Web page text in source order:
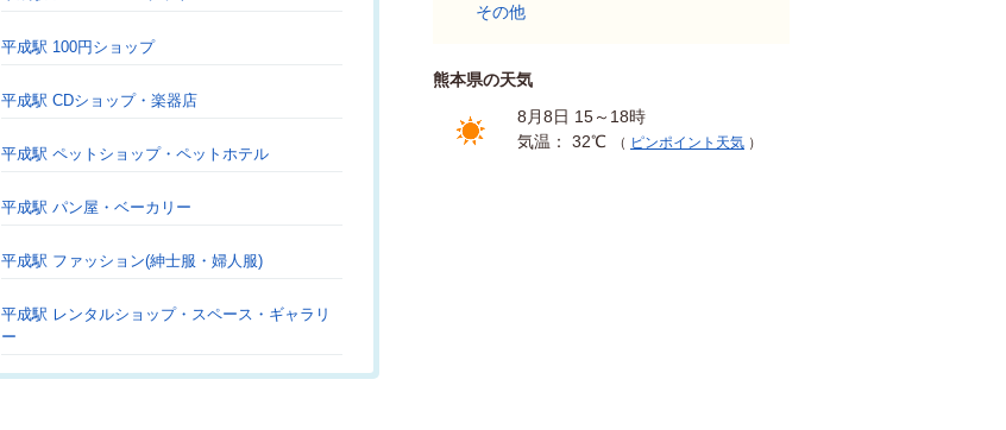
平成駅 100円ショップ
平成駅 CDショップ・楽器店
平成駅 ペットショップ・ペットホテル
平成駅 パン屋・ベーカリー
平成駅 ファッション(紳士服・婦人服)
平成駅 レンタルショップ・スペース・ギャラリ
ー
その他
熊本県の天気
8月8日 15～18時
気温： 32℃
（ ピンポイント天気 ）